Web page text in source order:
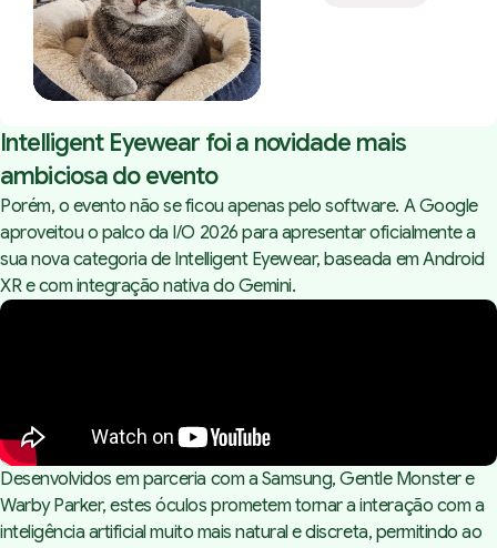
Intelligent Eyewear foi a novidade mais
ambiciosa do evento
Porém, o evento não se ficou apenas pelo software. A Google
aproveitou o palco da I/O 2026 para apresentar oficialmente a
sua nova categoria de Intelligent Eyewear, baseada em Android
XR e com integração nativa do Gemini.
Desenvolvidos em parceria com a Samsung, Gentle Monster e
Warby Parker, estes óculos prometem tornar a interação com a
inteligência artificial muito mais natural e discreta, permitindo ao